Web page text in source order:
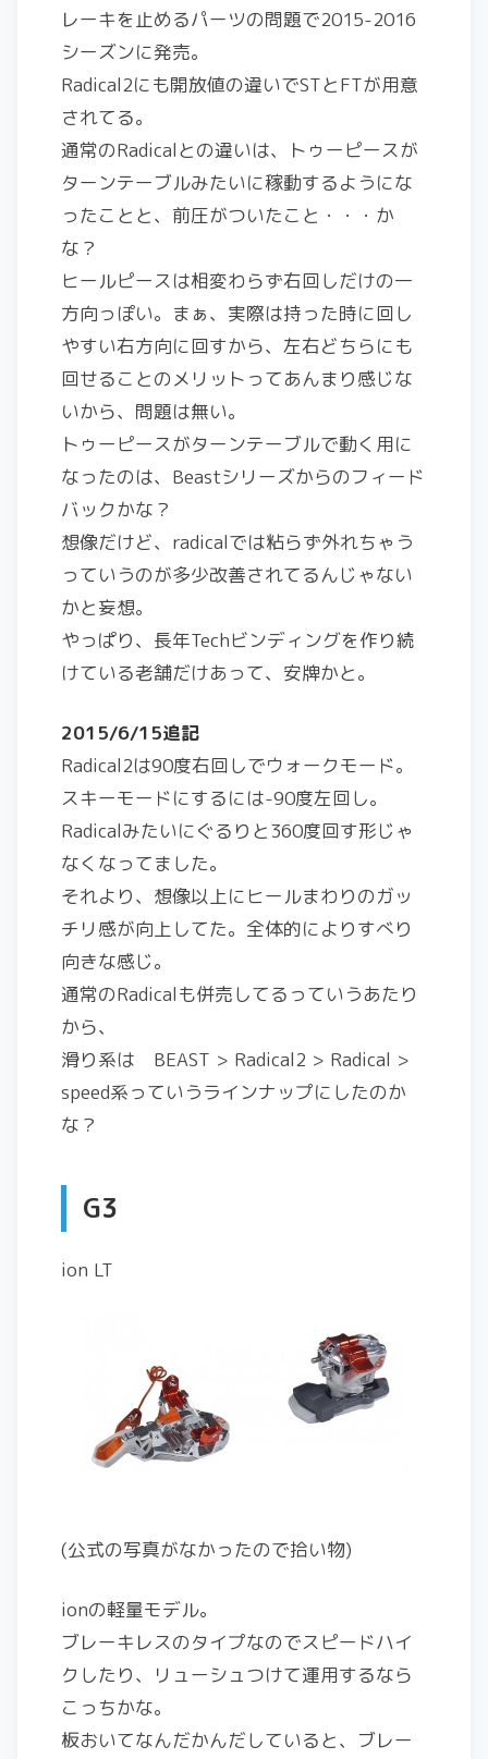
レーキを止めるパーツの問題で2015-2016
シーズンに発売。
Radical2にも開放値の違いでSTとFTが用意
されてる。
通常のRadicalとの違いは、トゥーピースが
ターンテーブルみたいに稼動するようにな
ったことと、前圧がついたこと・・・か
な？
ヒールピースは相変わらず右回しだけの一
方向っぽい。まぁ、実際は持った時に回し
やすい右方向に回すから、左右どちらにも
回せることのメリットってあんまり感じな
いから、問題は無い。
トゥーピースがターンテーブルで動く用に
なったのは、Beastシリーズからのフィード
バックかな？
想像だけど、radicalでは粘らず外れちゃう
っていうのが多少改善されてるんじゃない
かと妄想。
やっぱり、長年Techビンディングを作り続
けている老舗だけあって、安牌かと。
2015/6/15追記
Radical2は90度右回しでウォークモード。
スキーモードにするには-90度左回し。
Radicalみたいにぐるりと360度回す形じゃ
なくなってました。
それより、想像以上にヒールまわりのガッ
チリ感が向上してた。全体的によりすべり
向きな感じ。
通常のRadicalも併売してるっていうあたり
から、
滑り系は BEAST > Radical2 > Radical >
speed系っていうラインナップにしたのか
な？
G3
ion LT
(公式の写真がなかったので拾い物)
ionの軽量モデル。
ブレーキレスのタイプなのでスピードハイ
クしたり、リューシュつけて運用するなら
こっちかな。
板おいてなんだかんだしていると、ブレー